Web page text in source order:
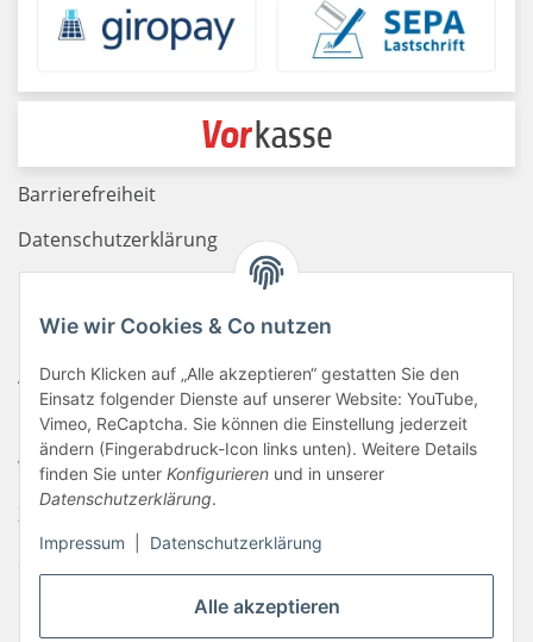
Alle akzeptieren
Wie wir Cookies & Co nutzen
Durch Klicken auf „Alle akzeptieren“ gestatten Sie den
Einsatz folgender Dienste auf unserer Website: YouTube,
Vimeo, ReCaptcha. Sie können die Einstellung jederzeit
ändern (Fingerabdruck-Icon links unten). Weitere Details
finden Sie unter Konfigurieren und in unserer
Datenschutzerklärung.
Impressum Datenschutzerklärung
Barrierefreiheit
Datenschutzerklärung
Newsletter
AGB
Kontakt
Widerrufsrecht
Zahlungsinformationen
Sitemap
Liefer- & Versandkosten